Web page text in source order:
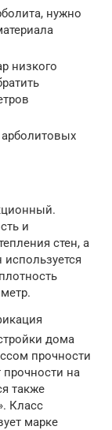
нужно
низкого
и
стен, а
используется
дома
прочности
прочности на
также
Класс
марке